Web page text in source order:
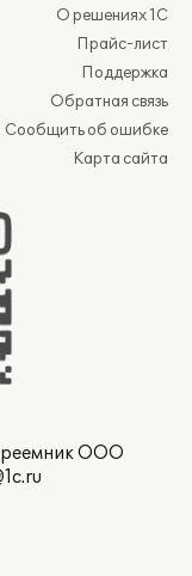
О решениях 1С
Прайс-лист
Поддержка
Обратная связь
Сообщить об ошибке
Карта сайта
ООО